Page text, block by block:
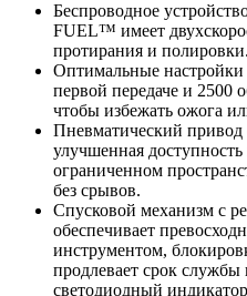
Беспроводное
FUEL™ имеет
протирания и полировки.
Оптимальные настройки
первой передаче и 2500
чтобы избежать ожога
Пневматический привод
улучшенная
ограниченном
без срывов.
Спусковой механизм с
обеспечивает
инструментом,
продлевает срок службы
светодиодный